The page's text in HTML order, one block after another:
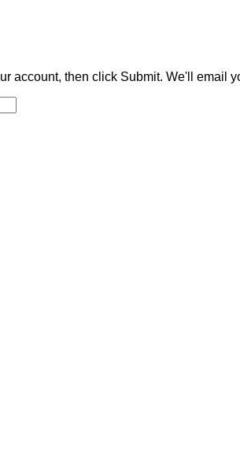
account, then click Submit. We'll email